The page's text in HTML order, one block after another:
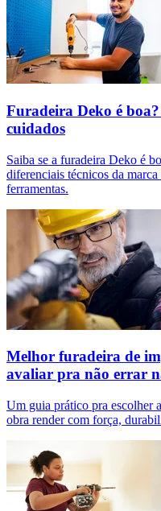
Furadeira Deko é
cuidados
Saiba se a furadeira Deko é
diferenciais técnicos da
ferramentas.
Melhor furadeira de
avaliar pra não errar
Um guia prático pra escolher
obra render com força,